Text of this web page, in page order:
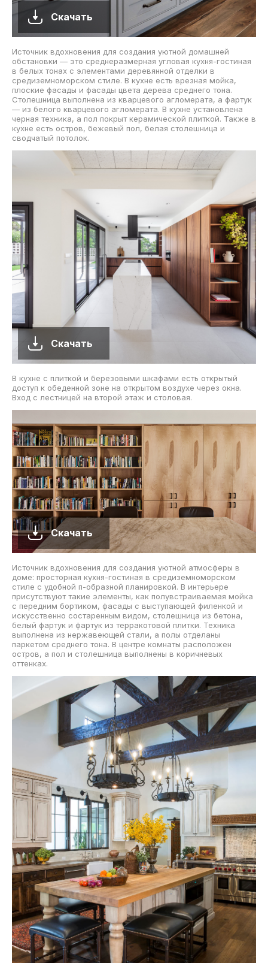
Скачать
Источник вдохновения для создания уютной домашней
обстановки — это среднеразмерная угловая кухня-гостиная
в белых тонах с элементами деревянной отделки в
средиземноморском стиле. В кухне есть врезная мойка,
плоские фасады и фасады цвета дерева среднего тона.
Столешница выполнена из кварцевого агломерата, а фартук
— из белого кварцевого агломерата. В кухне установлена
черная техника, а пол покрыт керамической плиткой. Также в
кухне есть остров, бежевый пол, белая столешница и
сводчатый потолок.
Скачать
В кухне с плиткой и березовыми шкафами есть открытый
доступ к обеденной зоне на открытом воздухе через окна.
Вход с лестницей на второй этаж и столовая.
Скачать
Источник вдохновения для создания уютной атмосферы в
доме: просторная кухня-гостиная в средиземноморском
стиле с удобной п-образной планировкой. В интерьере
присутствуют такие элементы, как полувстраиваемая мойка
с передним бортиком, фасады с выступающей филенкой и
искусственно состаренным видом, столешница из бетона,
белый фартук и фартук из терракотовой плитки. Техника
выполнена из нержавеющей стали, а полы отделаны
паркетом среднего тона. В центре комнаты расположен
остров, а пол и столешница выполнены в коричневых
оттенках.